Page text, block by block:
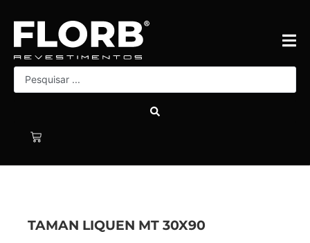
TAMAN LIQUEN MT 30X90